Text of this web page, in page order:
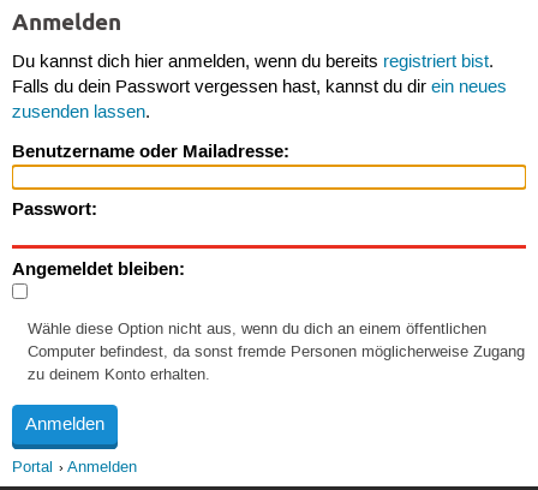
Anmelden
Du kannst dich hier anmelden, wenn du bereits registriert bist.
Falls du dein Passwort vergessen hast, kannst du dir ein neues
zusenden lassen.
Benutzername oder Mailadresse:
Passwort:
Angemeldet bleiben:
Wähle diese Option nicht aus, wenn du dich an einem öffentlichen
Computer befindest, da sonst fremde Personen möglicherweise Zugang
zu deinem Konto erhalten.
Portal Anmelden